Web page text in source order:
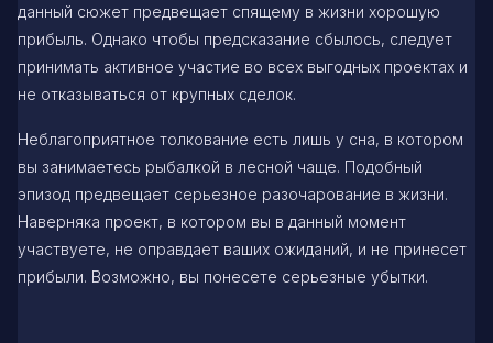
данный сюжет предвещает спящему в жизни хорошую
прибыль. Однако чтобы предсказание сбылось, следует
принимать активное участие во всех выгодных проектах и
не отказываться от крупных сделок.
Неблагоприятное толкование есть лишь у сна, в котором
вы занимаетесь рыбалкой в лесной чаще. Подобный
эпизод предвещает серьезное разочарование в жизни.
Наверняка проект, в котором вы в данный момент
участвуете, не оправдает ваших ожиданий, и не принесет
прибыли. Возможно, вы понесете серьезные убытки.